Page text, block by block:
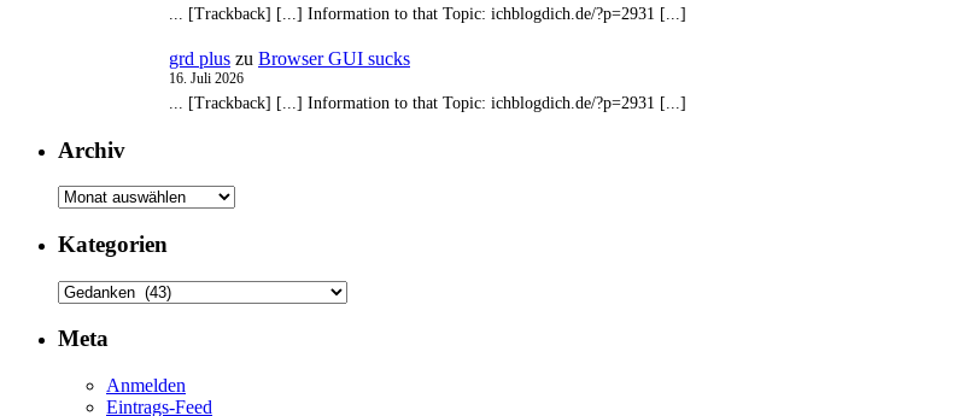
... [Trackback] [...] Information to that Topic: ichblogdich.de/?p=2931 [...]
grd plus zu Browser GUI sucks
16. Juli 2026
... [Trackback] [...] Information to that Topic: ichblogdich.de/?p=2931 [...]
Archiv
Archiv
Kategorien
Kategorien
Meta
Anmelden
Eintrags-Feed